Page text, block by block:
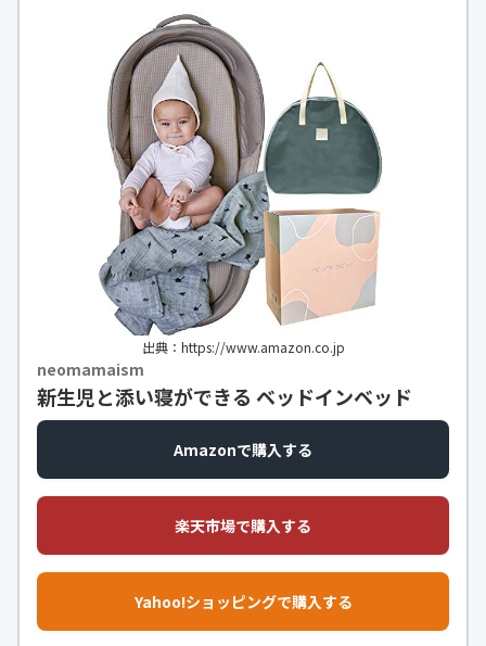
出典：https://www.amazon.co.jp
neomamaism
新生児と添い寝ができる ベッドインベッド
Amazonで購入する
楽天市場で購入する
Yahoo!ショッピングで購入する